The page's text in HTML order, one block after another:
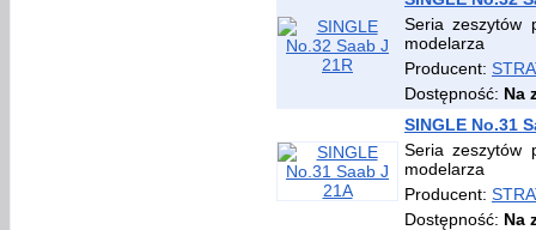
Seria zeszytów
modelarza
Producent:
Dostępność: Na
SINGLE No.31
Seria zeszytów
modelarza
Producent:
Dostępność: Na